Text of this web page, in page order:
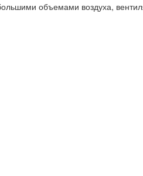
объемами воздуха,